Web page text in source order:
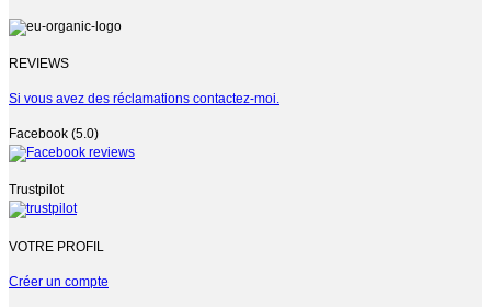
REVIEWS
Si vous avez des réclamations contactez-moi.
Facebook (5.0)
Trustpilot
VOTRE PROFIL
Créer un compte